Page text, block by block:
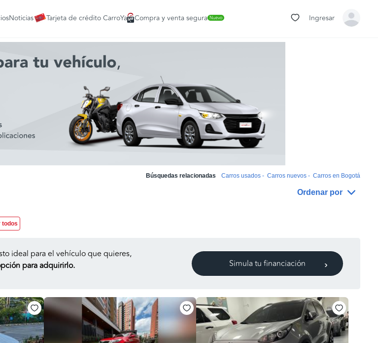
Noticias Tarjeta de crédito CarroYa Compra y venta segura Nuevo Ingresar
Búsquedas relacionadas Carros usados - Carros nuevos - Carros en Bogotá
todos
Ordenar por
ideal para el vehículo que quieres,
para adquirirlo.
Simula tu financiación